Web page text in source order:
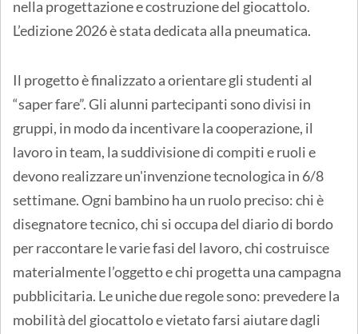
nella progettazione e costruzione del giocattolo.
L’edizione 2026 è stata dedicata alla pneumatica.
Il progetto è finalizzato a orientare gli studenti al
“saper fare”. Gli alunni partecipanti sono divisi in
gruppi, in modo da incentivare la cooperazione, il
lavoro in team, la suddivisione di compiti e ruoli e
devono realizzare un'invenzione tecnologica in 6/8
settimane. Ogni bambino ha un ruolo preciso: chi è
disegnatore tecnico, chi si occupa del diario di bordo
per raccontare le varie fasi del lavoro, chi costruisce
materialmente l’oggetto e chi progetta una campagna
pubblicitaria. Le uniche due regole sono: prevedere la
mobilità del giocattolo e vietato farsi aiutare dagli